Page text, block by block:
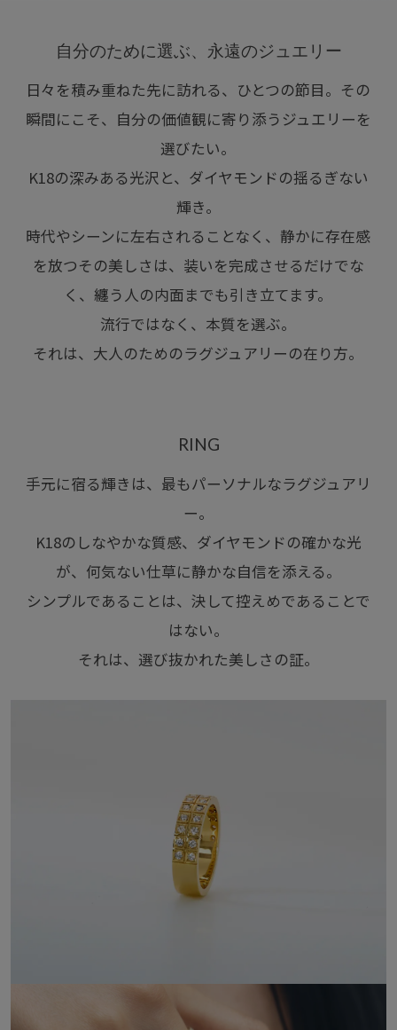
自分のために選ぶ、永遠のジュエリー
日々を積み重ねた先に訪れる、ひとつの節目。その
瞬間にこそ、自分の価値観に寄り添うジュエリーを
選びたい。
K18の深みある光沢と、ダイヤモンドの揺るぎない
輝き。
時代やシーンに左右されることなく、静かに存在感
を放つその美しさは、装いを完成させるだけでな
く、纏う人の内面までも引き立てます。
流行ではなく、本質を選ぶ。
それは、大人のためのラグジュアリーの在り方。
RING
手元に宿る輝きは、最もパーソナルなラグジュアリ
ー。
K18のしなやかな質感、ダイヤモンドの確かな光
が、何気ない仕草に静かな自信を添える。
シンプルであることは、決して控えめであることで
はない。
それは、選び抜かれた美しさの証。